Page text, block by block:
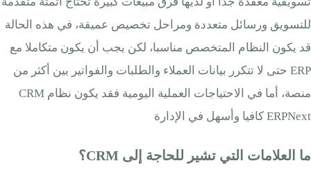
للتسويق ورسائل متعددة ومراحل تخصيص عميقة، في هذه الحالة
قد يكون النظام المتخصص مناسبا، لكن يجب أن يكون متكاملا مع
ERP حتى لا تتكرر بيانات العملاء والطلبات والفواتير بين أكثر من
منصة، أما في الاحتياجات العملية اليومية فقد يكون نظام CRM
ERPNext كافيا وأسهل في الإدارة
ما العلامات التي تشير للحاجة إلى CRM؟